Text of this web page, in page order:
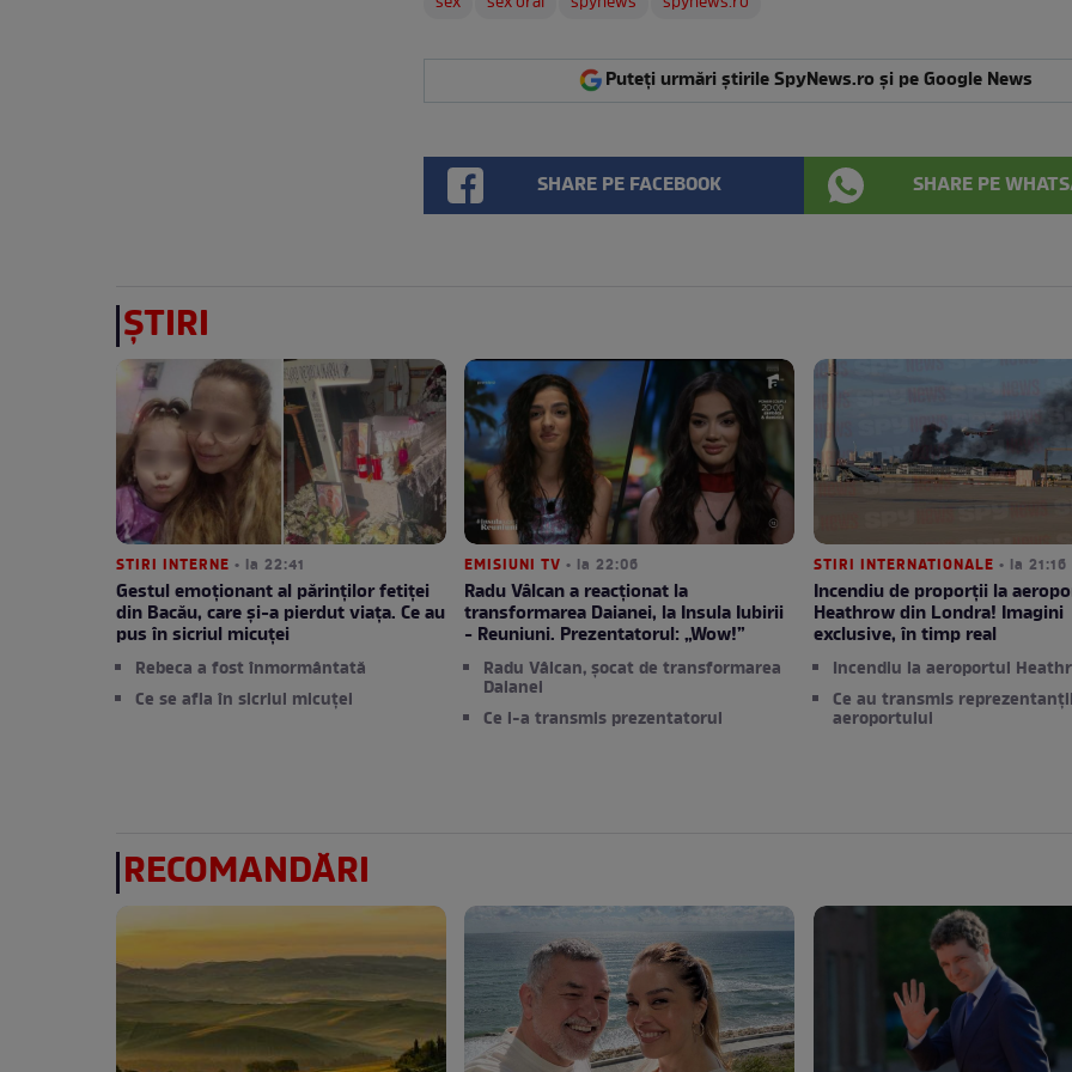
Puteți urmări știrile SpyNews.ro și pe Google News
SHARE PE FACEBOOK SHARE PE
ȘTIRI
STIRI INTERNE • la 22:41
Gestul emoționant al părinților fetiței
din Bacău, care și-a pierdut viața. Ce au
pus în sicriul micuței
Rebeca a fost înmormântată
Ce se afla în sicriul micuței
EMISIUNI TV • la 22:06
Radu Vâlcan a reacționat la
transformarea Daianei, la Insula Iubirii
- Reuniuni. Prezentatorul: „Wow!”
Radu Vâlcan, șocat de transformarea
Daianei
Ce i-a transmis prezentatorul
STIRI INTERNATIONALE • la 21:16
Incendiu de proporții la
Heathrow din Londra! Imagini
exclusive, în timp real
Incendiu la aeroportul
Ce au transmis
aeroportului
RECOMANDĂRI